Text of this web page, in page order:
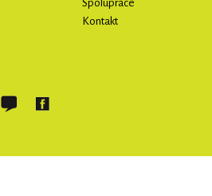
Spolupráce
Kontakt